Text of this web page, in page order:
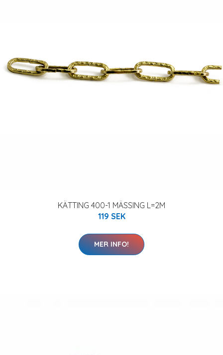
KÄTTING 400-1 MÄSSING L=2M
119 SEK
MER INFO!